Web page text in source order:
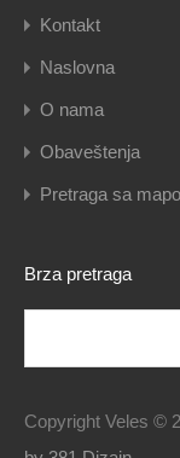
Kontakt
Naslovna
O nama
Obaveštenja
Pretraga sa
Brza pretraga
Copyright Veles ©